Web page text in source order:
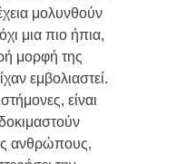
μολυνθούν
μια πιο ήπια,
μορφή της
εμβολιαστεί.
είναι
ανθρώπους,